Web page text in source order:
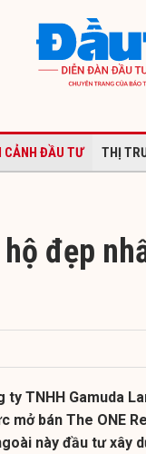
CẢNH ĐẦU TƯ THỊ
đẹp
ty TNHH Gamuda
mở bán The ONE
này đầu tư xây